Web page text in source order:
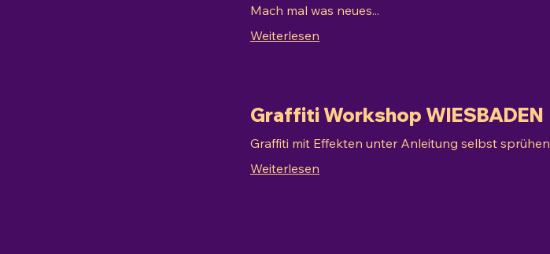
Mach mal was neues...
Weiterlesen
Graffiti Workshop WIESBADEN
Graffiti mit Effekten unter Anleitung selbst sprühen
Weiterlesen